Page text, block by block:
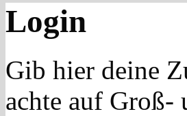
Login
Gib hier deine
achte auf Groß-